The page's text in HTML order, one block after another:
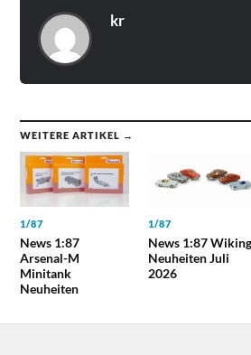
kr
WEITERE ARTIKEL →
1/87
News 1:87
Arsenal-M
Minitank
Neuheiten
1/87
News 1:87 Wiking
Neuheiten Juli
2026